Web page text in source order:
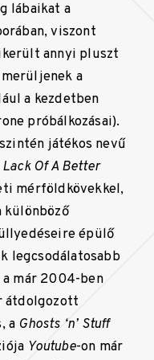
lábaikat a
viszont
annyi pluszt
a
a kezdetben
próbálkozásai).
játékos nevű
Lack Of A Better
mérföldkövekkel,
különböző
épülő
legcsodálatosabb
már 2004-ben
átdolgozott
a Ghosts ‘n’ Stuff
Youtube-on már